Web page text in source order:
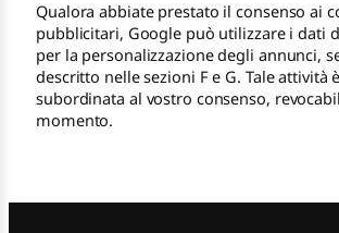
Qualora abbiate prestato il consenso ai
pubblicitari, Google può utilizzare i dati
per la personalizzazione degli annunci,
descritto nelle sezioni F e G. Tale attività
subordinata al vostro consenso,
momento.